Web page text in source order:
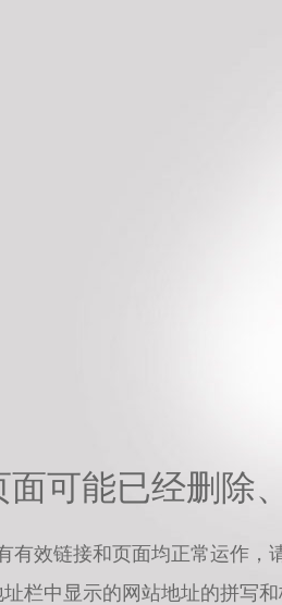
面可能已经删除
有效链接和页面均正常运作，
栏中显示的网站地址的拼写